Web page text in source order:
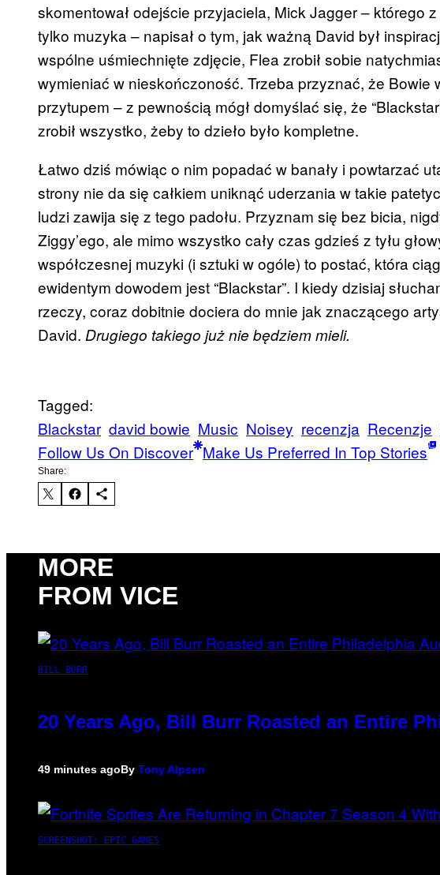
skomentował odejście przyjaciela, Mick Jagger – którego z
tylko muzyka – napisał o tym, jak ważną David był
wspólne uśmiechnięte zdjęcie, Flea zrobił sobie
wymieniać w nieskończoność. Trzeba przyznać, że Bowie
przytupem – z pewnością mógł domyślać się, że
zrobił wszystko, żeby to dzieło było kompletne.
Łatwo dziś mówiąc o nim popadać w banały i powtarzać
strony nie da się całkiem uniknąć uderzania w takie
ludzi zawija się z tego padołu. Przyznam się bez bicia,
Ziggy’ego, ale mimo wszystko cały czas gdzieś z tyłu
współczesnej muzyki (i sztuki w ogóle) to postać, która
ewidentym dowodem jest “Blackstar”. I kiedy dzisiaj
rzeczy, coraz dobitnie dociera do mnie jak znaczącego
David. Drugiego takiego już nie będziem mieli.
Tagged:
Blackstar david bowie Music Noisey recenzja Recenzje
Follow Us On Discover Make Us Preferred In Top Stories
Share:
MORE
FROM VICE
BILL BURR
20 Years Ago, Bill Burr Roasted an Entire
49 minutes agoBy Tony Alpsen
SCREENSHOT: EPIC GAMES